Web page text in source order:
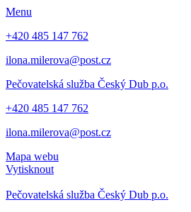
Menu
+420 485 147 762
ilona.milerova@post.cz
Pečovatelská služba Český Dub p.o.
+420 485 147 762
ilona.milerova@post.cz
Mapa webu
Vytisknout
Pečovatelská služba Český Dub p.o.